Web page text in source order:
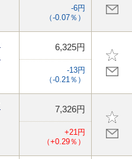
-6円
（-0.07％）
6,325円
-13円
（-0.21％）
7,326円
+21円
（+0.29％）